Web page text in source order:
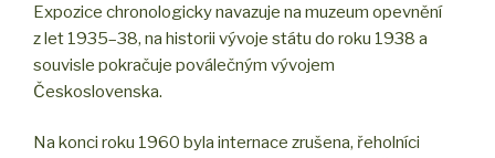
Expozice chronologicky navazuje na muzeum opevnění
z let 1935–38, na historii vývoje státu do roku 1938 a
souvisle pokračuje poválečným vývojem
Československa.
Na konci roku 1960 byla internace zrušena, řeholníci